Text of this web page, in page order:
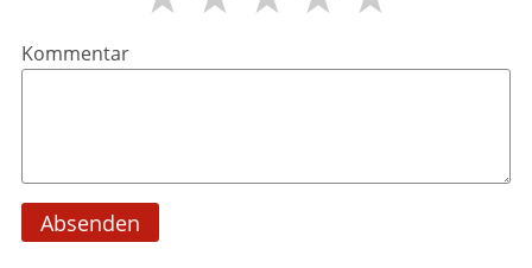
Kommentar
Absenden